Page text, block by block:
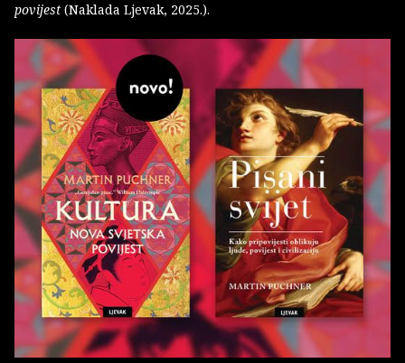
povijest (Naklada Ljevak, 2025.).